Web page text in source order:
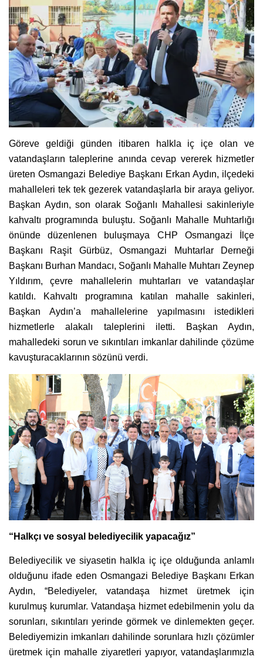
Göreve geldiği günden itibaren halkla iç içe olan ve
vatandaşların taleplerine anında cevap vererek hizmetler
üreten Osmangazi Belediye Başkanı Erkan Aydın, ilçedeki
mahalleleri tek tek gezerek vatandaşlarla bir araya geliyor.
Başkan Aydın, son olarak Soğanlı Mahallesi sakinleriyle
kahvaltı programında buluştu. Soğanlı Mahalle Muhtarlığı
önünde düzenlenen buluşmaya CHP Osmangazi İlçe
Başkanı Raşit Gürbüz, Osmangazi Muhtarlar Derneği
Başkanı Burhan Mandacı, Soğanlı Mahalle Muhtarı Zeynep
Yıldırım, çevre mahallelerin muhtarları ve vatandaşlar
katıldı. Kahvaltı programına katılan mahalle sakinleri,
Başkan Aydın’a mahallelerine yapılmasını istedikleri
hizmetlerle alakalı taleplerini iletti. Başkan Aydın,
mahalledeki sorun ve sıkıntıları imkanlar dahilinde çözüme
kavuşturacaklarının sözünü verdi.
“Halkçı ve sosyal belediyecilik yapacağız”
Belediyecilik ve siyasetin halkla iç içe olduğunda anlamlı
olduğunu ifade eden Osmangazi Belediye Başkanı Erkan
Aydın, “Belediyeler, vatandaşa hizmet üretmek için
kurulmuş kurumlar. Vatandaşa hizmet edebilmenin yolu da
sorunları, sıkıntıları yerinde görmek ve dinlemekten geçer.
Belediyemizin imkanları dahilinde sorunlara hızlı çözümler
üretmek için mahalle ziyaretleri yapıyor, vatandaşlarımızla